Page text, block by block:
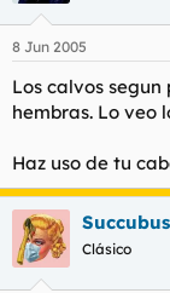
8 Jun 2005
Los calvos
hembras. Lo veo
Haz uso de tu
Succubus
Clásico